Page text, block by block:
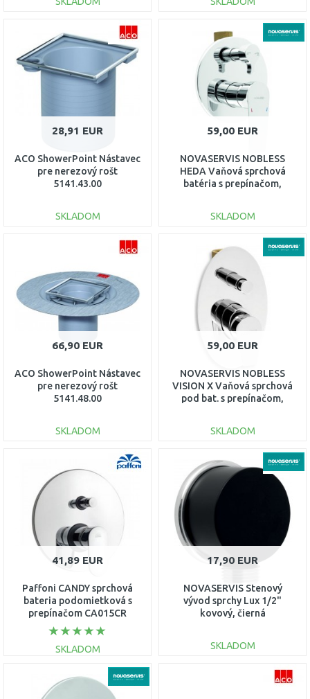
DO KOŠÍKA DO KOŠÍKA
Porovnať
28,91 EUR
ACO ShowerPoint Nástavec
pre nerezový rošt
5141.43.00
SKLADOM
Porovnať
59,00 EUR
NOVASERVIS NOBLESS
HEDA Vaňová sprchová
batéria s prepínačom,
SKLADOM
DO KOŠÍKA
Porovnať
66,90 EUR
ACO ShowerPoint Nástavec
pre nerezový rošt
5141.48.00
SKLADOM
59,00 EUR
NOVASERVIS NOBLESS
VISION X Vaňová sprchová
pod bat. s prepínačom,
SKLADOM
DO KOŠÍKA
Porovnať
41,89 EUR
Paffoni CANDY sprchová
bateria podomietková s
prepínačom CA015CR
SKLADOM
DO KOŠÍKA
17,90 EUR
NOVASERVIS Stenový
vývod sprchy Lux 1/2"
kovový, čierná
SKLADOM